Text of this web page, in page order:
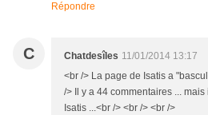
Répondre
C Chatdesîles 11/01/2014 13:17
<br /> La page de Isatis a
/> Il y a 44 commentaires ...
Isatis ...<br /> <br /> <br />